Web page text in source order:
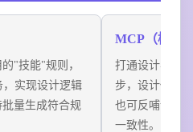
原型
格的高保真原型，支持直接
周期。
"技能"规则，
实现设计逻辑
量生成符合规
MCP（模型
打通设计与代
步，设计修改
也可反哺设计
一致性。